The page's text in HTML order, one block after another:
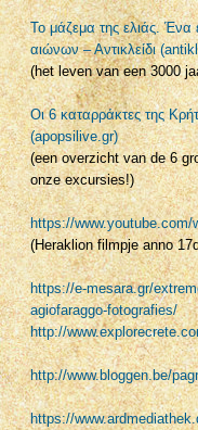
Το μάζεμα της ελιάς. Ένα
αιώνων – Αντικλείδι
(het leven van een 3000
Οι 6 καταρράκτες της
(apopsilive.gr)
(een overzicht van de 6
onze excursies!)
https://www.youtube.com/
(Heraklion filmpje anno
https://e-mesara.gr/
agiofaraggo-fotografies/
http://
http://www.bloggen.be/
https://